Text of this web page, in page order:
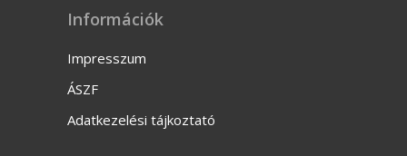
Információk
Impresszum
ÁSZF
Adatkezelési tájkoztató